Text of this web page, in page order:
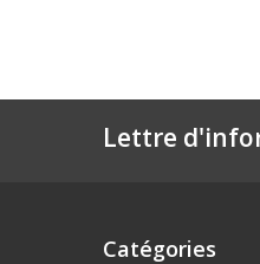
Lettre
Catégories